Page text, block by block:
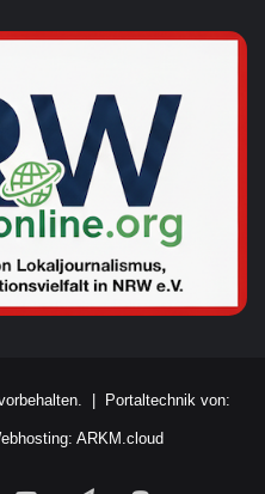
| Portaltechnik von:
ARKM.cloud